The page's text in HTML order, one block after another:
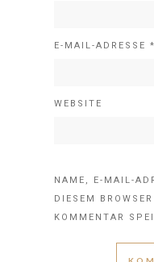
E-MAIL-ADRESSE *
WEBSITE
NAME, E-MAIL-
DIESEM
KOMMENTAR